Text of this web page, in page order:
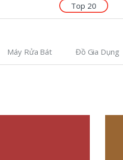
Top 20
Máy Rửa Bát Đồ Gia Dụng